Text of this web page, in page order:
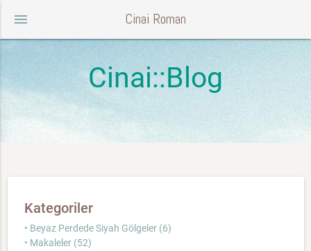
menu Cinai Roman
Cinai::Blog
Kategoriler
• Beyaz Perdede Siyah Gölgeler (6)
• Makaleler (52)